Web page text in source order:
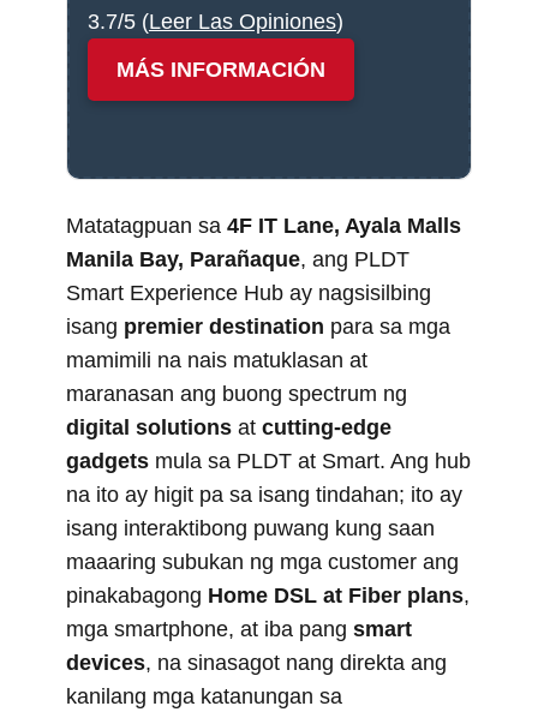
3.7/5 (Leer Las Opiniones)
MÁS INFORMACIÓN
Matatagpuan sa 4F IT Lane, Ayala Malls
Manila Bay, Parañaque, ang PLDT
Smart Experience Hub ay nagsisilbing
isang premier destination para sa mga
mamimili na nais matuklasan at
maranasan ang buong spectrum ng
digital solutions at cutting-edge
gadgets mula sa PLDT at Smart. Ang hub
na ito ay higit pa sa isang tindahan; ito ay
isang interaktibong puwang kung saan
maaaring subukan ng mga customer ang
pinakabagong Home DSL at Fiber plans,
mga smartphone, at iba pang smart
devices, na sinasagot nang direkta ang
kanilang mga katanungan sa